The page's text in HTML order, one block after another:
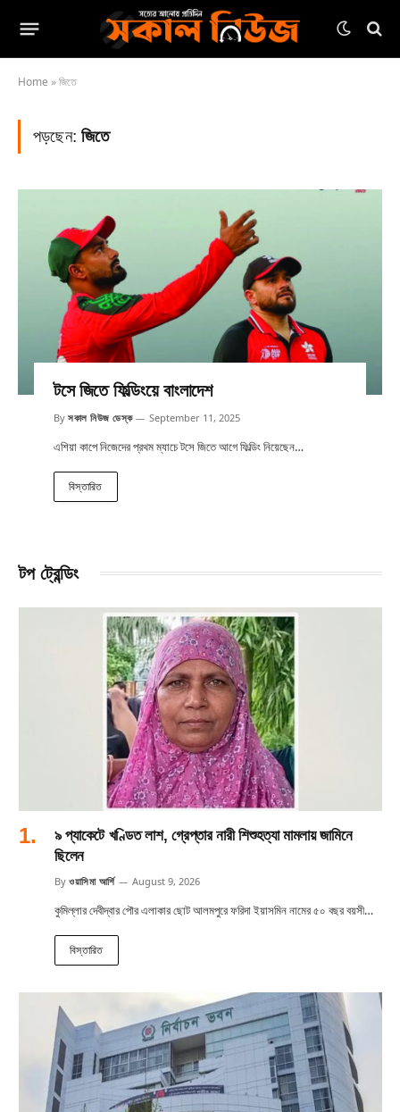
Home »জিতে
পড়ছেন:জিতে
টসে জিতে ফিল্ডিংয়ে বাংলাদেশ
By সকাল নিউজ ডেস্ক September 11, 2025
এশিয়া কাপে নিজেদের প্রথম ম্যাচে টসে জিতে আগে ফিল্ডিং নিয়েছেন…
বিস্তারিত
টপ ট্রেন্ডিং
৯ প্যাকেটে খণ্ডিত লাশ, গ্রেপ্তার নারী শিশুহত্যা মামলায় জামিনে
ছিলেন
By ওয়াসিমা আর্শি August 9, 2026
কুমিল্লার দেবীদ্বার পৌর এলাকার ছোট আলমপুরে ফরিদা ইয়াসমিন নামের ৫০ বছর বয়সী…
বিস্তারিত